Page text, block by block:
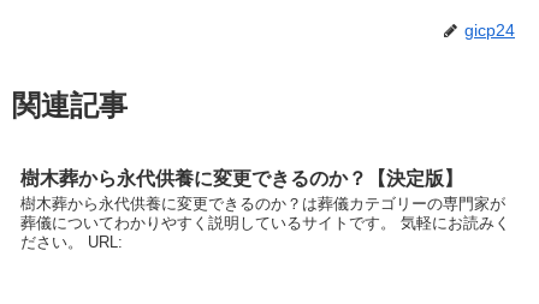
gicp24
関連記事
樹木葬から永代供養に変更できるのか？【決定版】
樹木葬から永代供養に変更できるのか？は葬儀カテゴリーの専門家が
葬儀についてわかりやすく説明しているサイトです。 気軽にお読みく
ださい。 URL: